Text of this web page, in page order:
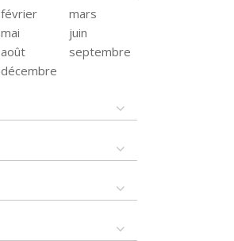
février
mars
mai
juin
août
septembre
décembre